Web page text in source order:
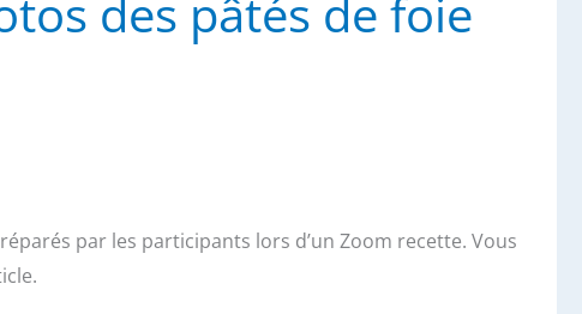
des pâtés de foie
par les participants lors d’un Zoom recette. Vous